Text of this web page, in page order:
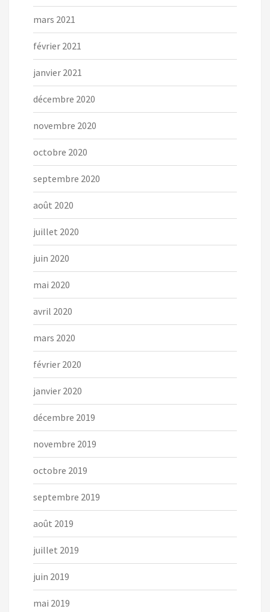
mars 2021
février 2021
janvier 2021
décembre 2020
novembre 2020
octobre 2020
septembre 2020
août 2020
juillet 2020
juin 2020
mai 2020
avril 2020
mars 2020
février 2020
janvier 2020
décembre 2019
novembre 2019
octobre 2019
septembre 2019
août 2019
juillet 2019
juin 2019
mai 2019